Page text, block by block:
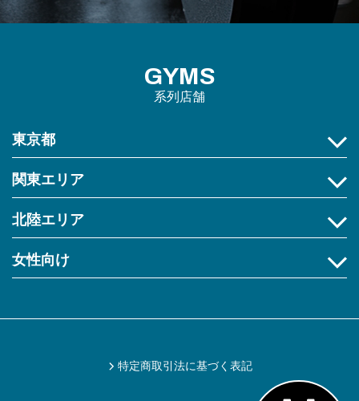
GYMS
系列店舗
東京都
関東エリア
北陸エリア
女性向け
特定商取引法に基づく表記